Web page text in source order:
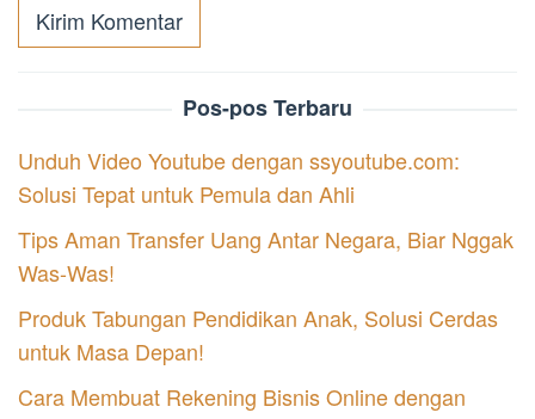
Pos-pos Terbaru
Unduh Video Youtube dengan ssyoutube.com:
Solusi Tepat untuk Pemula dan Ahli
Tips Aman Transfer Uang Antar Negara, Biar Nggak
Was-Was!
Produk Tabungan Pendidikan Anak, Solusi Cerdas
untuk Masa Depan!
Cara Membuat Rekening Bisnis Online dengan